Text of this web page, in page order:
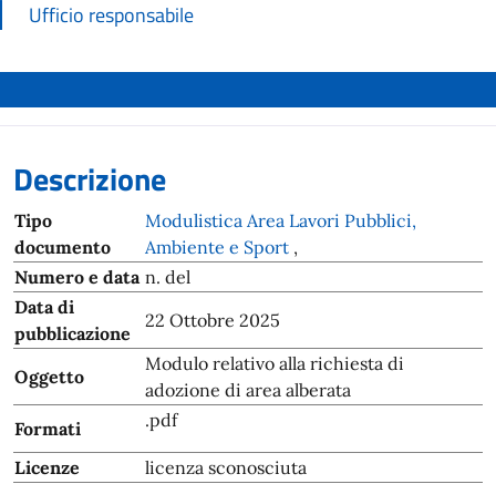
Ufficio responsabile
Descrizione
Tipo
documento
Modulistica Area Lavori Pubblici,
Ambiente e Sport ,
Numero e data n. del
Data di
pubblicazione
22 Ottobre 2025
Oggetto
Modulo relativo alla richiesta di
adozione di area alberata
Formati
.pdf
Licenze licenza sconosciuta